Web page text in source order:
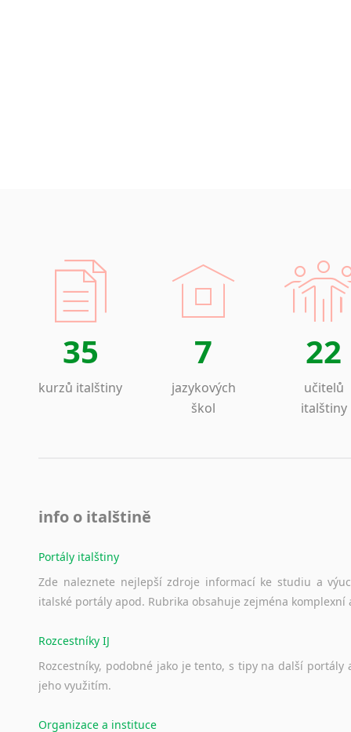
35
kurzů italštiny
7
jazykových
škol
22
učitelů
italštiny
info o italštině
Portály italštiny
Zde naleznete nejlepší zdroje informací ke studiu a
italské portály apod. Rubrika obsahuje zejména komplexní
Rozcestníky IJ
Rozcestníky, podobné jako je tento, s tipy na další portály
jeho využitím.
Organizace a instituce